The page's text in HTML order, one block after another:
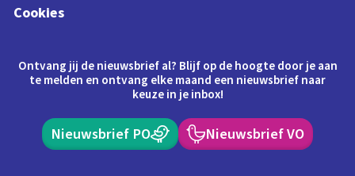
Cookies
Ontvang jij de nieuwsbrief al? Blijf op de hoogte door je aan
te melden en ontvang elke maand een nieuwsbrief naar
keuze in je inbox!
Nieuwsbrief PO Nieuwsbrief VO